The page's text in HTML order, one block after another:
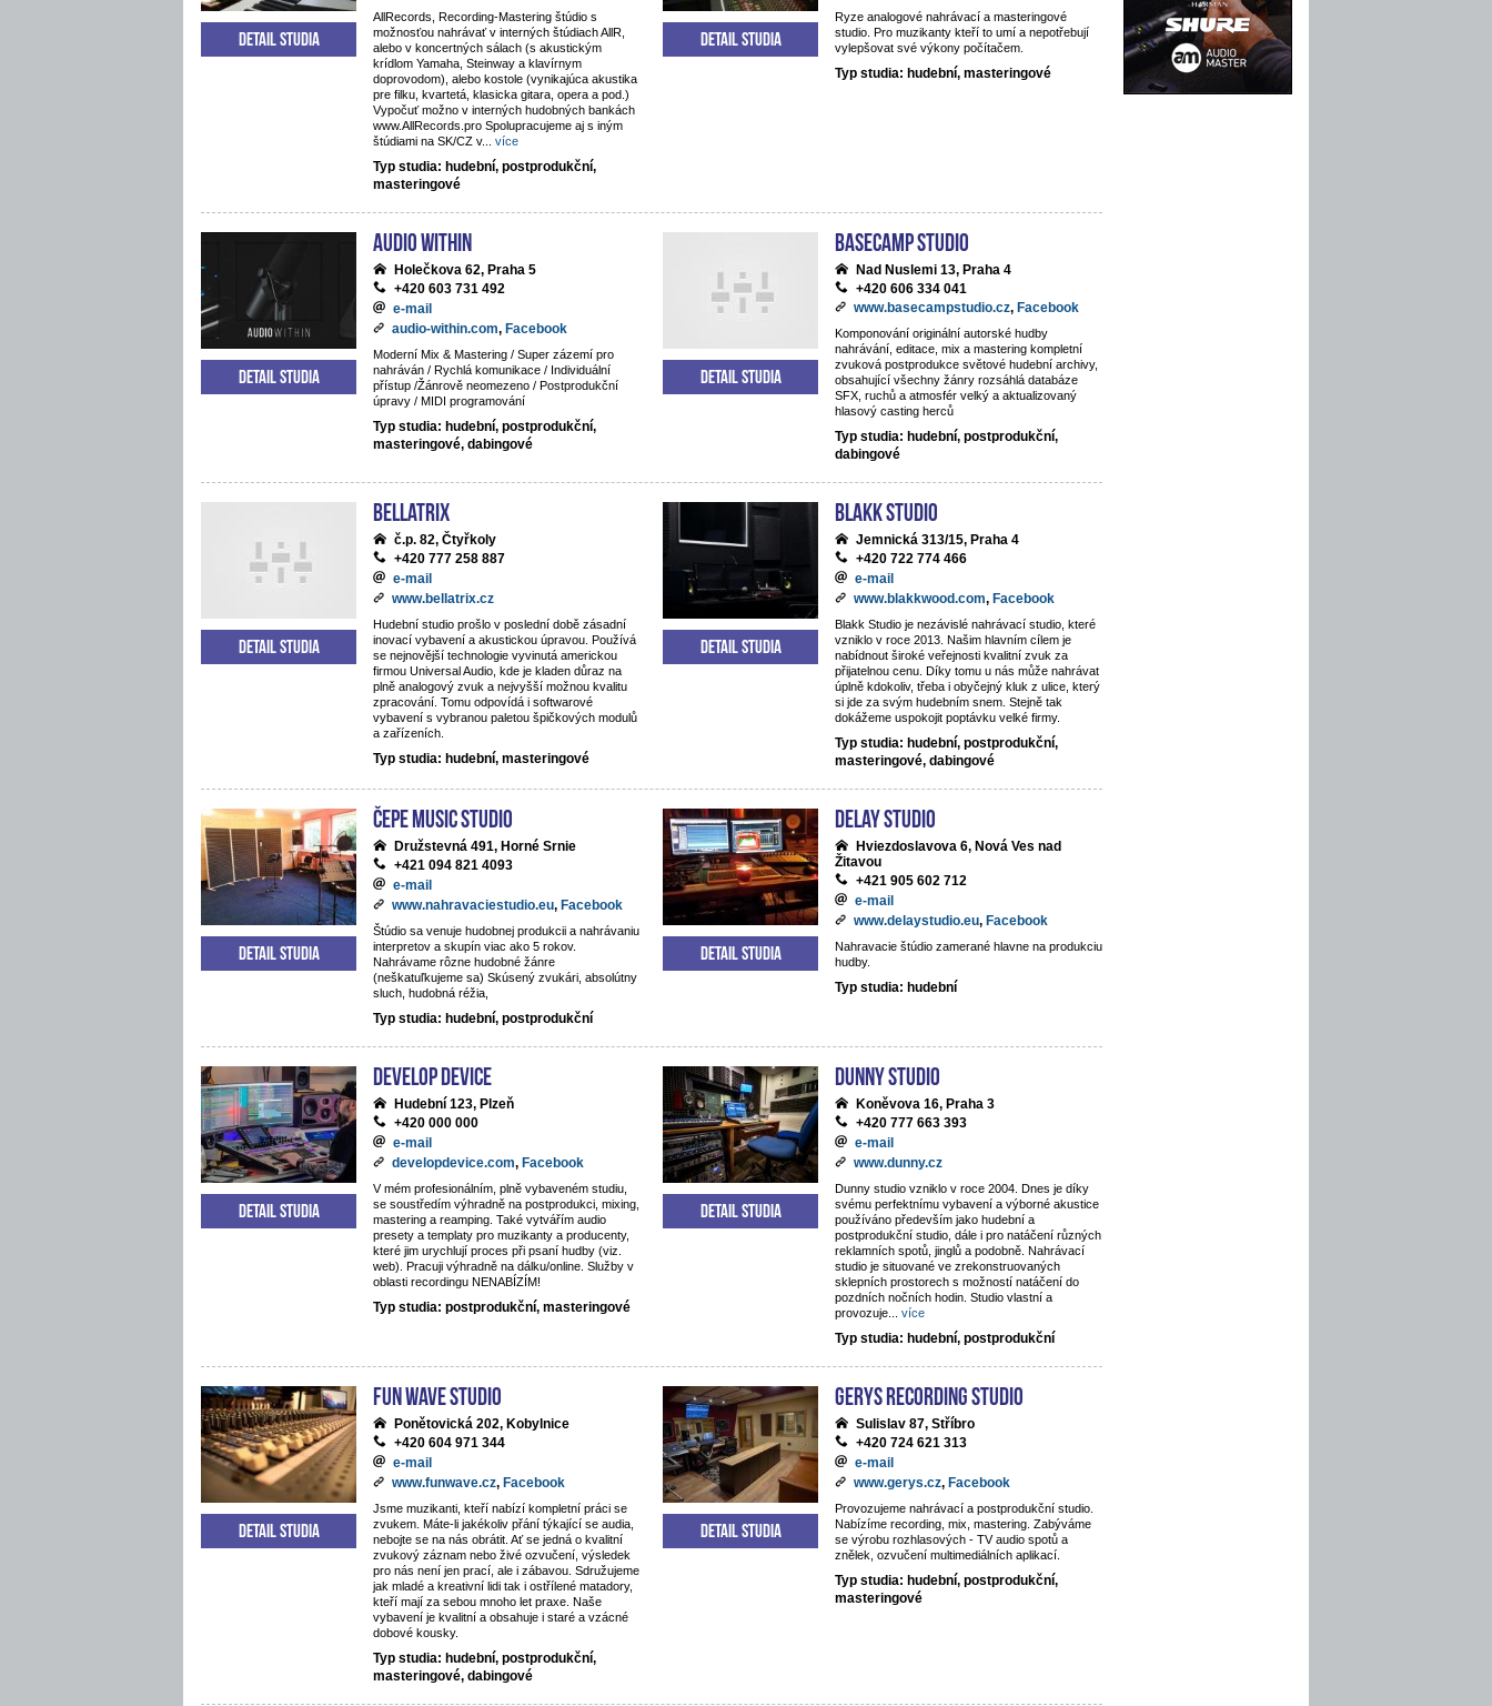
AllRecords, Recording-Mastering štúdio s
možnosťou nahrávať v interných štúdiach AllR,
alebo v koncertných sálach (s akustickým
krídlom Yamaha, Steinway a klavírnym
doprovodom), alebo kostole (vynikajúca akustika
pre filku, kvartetá, klasicka gitara, opera a pod.)
Vypočuť možno v interných hudobných bankách
www.AllRecords.pro Spolupracujeme aj s iným
štúdiami na SK/CZ v... více
Typ studia: hudební, postprodukční,
masteringové
Detail studia
Ryze analogové nahrávací a masteringové
studio. Pro muzikanty kteří to umí a nepotřebují
vylepšovat své výkony počítačem.
Typ studia: hudební, masteringové
Detail studia
Audio Within
Holečkova 62, Praha 5
+420 603 731 492
e-mail
audio-within.com, Facebook
Moderní Mix & Mastering / Super zázemí pro
nahráván / Rychlá komunikace / Individuální
přístup /Žánrově neomezeno / Postprodukční
úpravy / MIDI programování
Typ studia: hudební, postprodukční,
masteringové, dabingové
Detail studia
BaseCamp studio
Nad Nuslemi 13, Praha 4
+420 606 334 041
www.basecampstudio.cz, Facebook
Komponování originální autorské hudby
nahrávání, editace, mix a mastering kompletní
zvuková postprodukce světové hudební archivy,
obsahující všechny žánry rozsáhlá databáze
SFX, ruchů a atmosfér velký a aktualizovaný
hlasový casting herců
Typ studia: hudební, postprodukční,
dabingové
Detail studia
BELLATRIX
č.p. 82, Čtyřkoly
+420 777 258 887
e-mail
www.bellatrix.cz
Hudební studio prošlo v poslední době zásadní
inovací vybavení a akustickou úpravou. Používá
se nejnovější technologie vyvinutá americkou
firmou Universal Audio, kde je kladen důraz na
plně analogový zvuk a nejvyšší možnou kvalitu
zpracování. Tomu odpovídá i softwarové
vybavení s vybranou paletou špičkových modulů
a zařízeních.
Typ studia: hudební, masteringové
Detail studia
Blakk Studio
Jemnická 313/15, Praha 4
+420 722 774 466
e-mail
www.blakkwood.com, Facebook
Blakk Studio je nezávislé nahrávací studio, které
vzniklo v roce 2013. Našim hlavním cílem je
nabídnout široké veřejnosti kvalitní zvuk za
přijatelnou cenu. Díky tomu u nás může nahrávat
úplně kdokoliv, třeba i obyčejný kluk z ulice, který
si jde za svým hudebním snem. Stejně tak
dokážeme uspokojit poptávku velké firmy.
Typ studia: hudební, postprodukční,
masteringové, dabingové
Detail studia
ČePE MUSIC Studio
Družstevná 491, Horné Srnie
+421 094 821 4093
e-mail
www.nahravaciestudio.eu, Facebook
Štúdio sa venuje hudobnej produkcii a nahrávaniu
interpretov a skupín viac ako 5 rokov.
Nahrávame rôzne hudobné žánre
(neškatuľkujeme sa) Skúsený zvukári, absolútny
sluch, hudobná réžia,
Typ studia: hudební, postprodukční
Detail studia
DeLay studio
Hviezdoslavova 6, Nová Ves nad
Žitavou
+421 905 602 712
e-mail
www.delaystudio.eu, Facebook
Nahravacie štúdio zamerané hlavne na produkciu
hudby.
Typ studia: hudební
Detail studia
Develop Device
Hudební 123, Plzeň
+420 000 000
e-mail
developdevice.com, Facebook
V mém profesionálním, plně vybaveném studiu,
se soustředím výhradně na postprodukci, mixing,
mastering a reamping. Také vytvářím audio
presety a templaty pro muzikanty a producenty,
které jim urychlují proces při psaní hudby (viz.
web). Pracuji výhradně na dálku/online. Služby v
oblasti recordingu NENABÍZÍM!
Typ studia: postprodukční, masteringové
Detail studia
Dunny studio
Koněvova 16, Praha 3
+420 777 663 393
e-mail
www.dunny.cz
Dunny studio vzniklo v roce 2004. Dnes je díky
svému perfektnímu vybavení a výborné akustice
používáno především jako hudební a
postprodukční studio, dále i pro natáčení různých
reklamních spotů, jinglů a podobně. Nahrávací
studio je situované ve zrekonstruovaných
sklepních prostorech s možností natáčení do
pozdních nočních hodin. Studio vlastní a
provozuje
více
Typ studia: hudební, postprodukční
Detail studia
Fun Wave Studio
Ponětovická 202, Kobylnice
+420 604 971 344
e-mail
www.funwave.cz, Facebook
Jsme muzikanti, kteří nabízí kompletní práci se
zvukem. Máte-li jakékoliv přání týkající se audia,
nebojte se na nás obrátit. Ať se jedná o kvalitní
zvukový záznam nebo živé ozvučení, výsledek
pro nás není jen prací, ale i zábavou. Sdružujeme
jak mladé a kreativní lidi tak i ostřílené matadory,
kteří mají za sebou mnoho let praxe. Naše
vybavení je kvalitní a obsahuje i staré a vzácné
dobové kousky.
Typ studia: hudební, postprodukční,
masteringové, dabingové
Detail studia
Gerys Recording Studio
Sulislav 87, Stříbro
+420 724 621 313
e-mail
www.gerys.cz, Facebook
Provozujeme nahrávací a postprodukční studio.
Nabízíme recording, mix, mastering. Zabýváme
se výrobu rozhlasových - TV audio spotů a
znělek, ozvučení multimediálních aplikací.
Typ studia: hudební, postprodukční,
masteringové
Detail studia